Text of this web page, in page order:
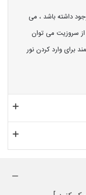
داشته باشد ، می
از سروزیت می توان
برای وارد کردن نور